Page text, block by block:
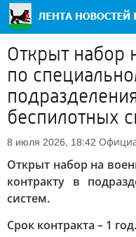
Открыт набор
по
беспилотных
8 июля 2026, 18:42
Открыт набор на
контракту в
систем.
Срок контракта – 1 год.